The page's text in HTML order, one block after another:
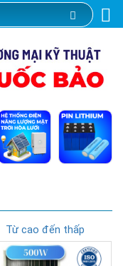
Từ cao đến thấp